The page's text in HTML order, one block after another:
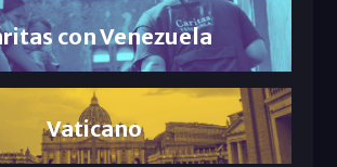
con Venezuela
Vaticano